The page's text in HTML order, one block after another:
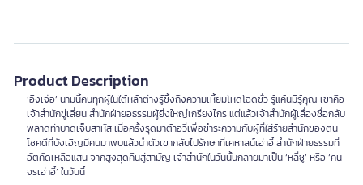
Product Description
‘อิงเจ๋อ’ นามนี้คนทุกผู้ในใต้หล้าต่างรู้ซึ้งถึงความเหี้ยมโหดโฉดชั่ว รู้แค้นมิรู้คุณ เขาคือ
เจ้าสำนักขู่เลี่ยน สำนักฝ่ายอธรรมผู้ยิ่งใหญ่เกรียงไกร แต่แล้วเจ้าสำนักผู้เลื่องชื่อกลับ
พลาดท่าบาดเจ็บสาหัส เมื่อครั้งรุดมาต้าอวี่เพื่อชำระความกับผู้ที่ใส่ร้ายสำนักของตน
โชคดีที่บังเอิญมีคนมาพบแล้วนำตัวเขากลับไปรักษาที่เคหาสน์เฮ่าอี้ สำนักฝ่ายธรรมที่
อัตคัดเหลือแสน จากสูงสุดคืนสู่สามัญ เจ้าสำนักในวันนั้นกลายมาเป็น ‘หลี่ซู’ หรือ ‘คน
จรเฮ่าอี้’ ในวันนี้